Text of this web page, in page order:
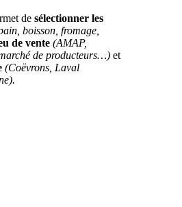
de sélectionner les
boisson, fromage,
de vente (AMAP,
de producteurs…) et
(Coëvrons, Laval